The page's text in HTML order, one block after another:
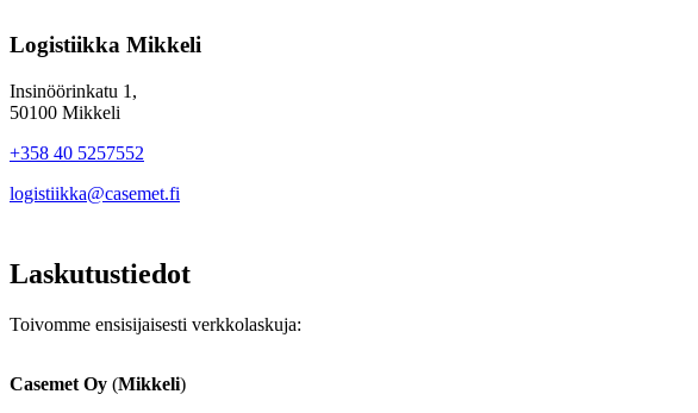
Logistiikka Mikkeli
Insinöörinkatu 1,
50100 Mikkeli
+358 40 5257552
logistiikka@casemet.fi
Laskutustiedot
Toivomme ensisijaisesti verkkolaskuja:
Casemet Oy (Mikkeli)